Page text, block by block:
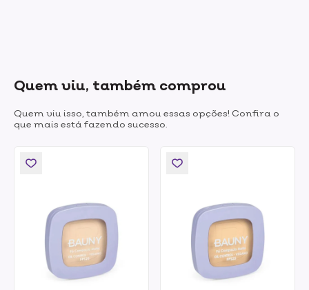
Quem viu, também comprou
Quem viu isso, também amou essas opções! Confira o
que mais está fazendo sucesso.